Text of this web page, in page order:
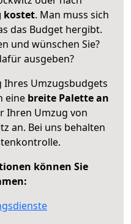
kostet. Man muss sich
das Budget hergibt.
und wünschen Sie?
ausgeben?
Ihres Umzugsbudgets
eine breite Palette an
Ihren Umzug von
an. Bei uns behalten
können Sie